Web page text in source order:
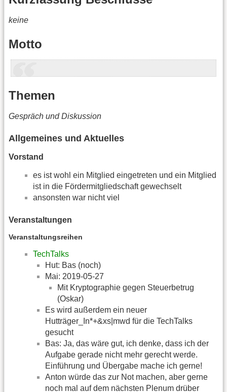
keine
Motto
Themen
Gespräch und Diskussion
Allgemeines und Aktuelles
Vorstand
es ist wohl ein Mitglied eingetreten und ein Mitglied
ist in die Fördermitgliedschaft gewechselt
ansonsten war nicht viel
Veranstaltungen
Veranstaltungsreihen
TechTalks
Hut: Bas (noch)
Mai: 2019-05-27
Mit Kryptographie gegen Steuerbetrug
(Oskar)
Es wird außerdem ein neuer
Hutträger_In*+&xs|mwd für die TechTalks
gesucht
Bas: Ja, das wäre gut, ich denke, dass ich der
Aufgabe gerade nicht mehr gerecht werde.
Einführung und Übergabe mache ich gerne!
Anton würde das zur Not machen, aber gerne
noch mal auf dem nächsten Plenum drüber